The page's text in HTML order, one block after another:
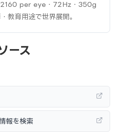
per eye・72Hz・350g
教育用途で世界展開。
ース
報を検索